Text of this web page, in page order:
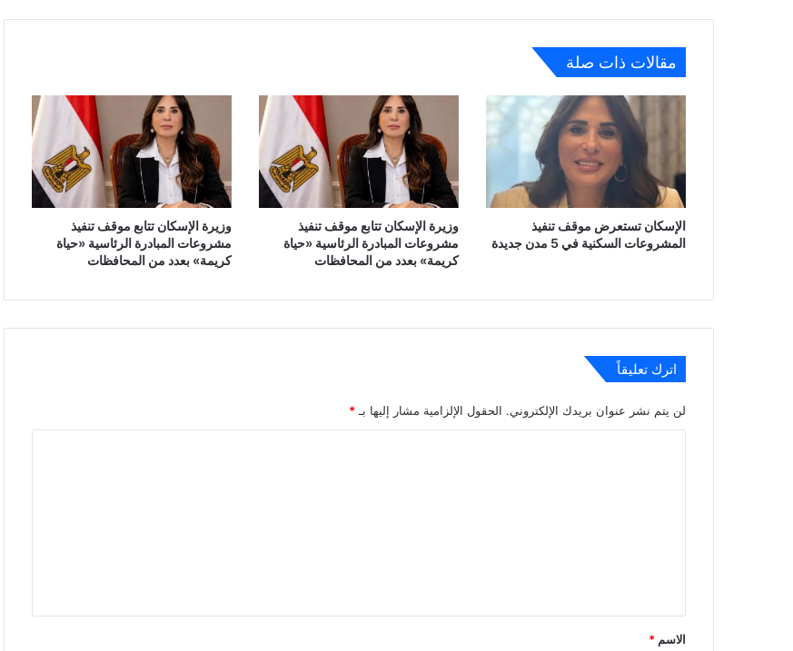
مقالات ذات صلة
الإسكان تستعرض موقف تنفيذ
المشروعات السكنية في 5 مدن جديدة
وزيرة الإسكان تتابع موقف تنفيذ
مشروعات المبادرة الرئاسية «حياة
كريمة» بعدد من المحافظات
وزيرة الإسكان تتابع موقف تنفيذ
مشروعات المبادرة الرئاسية «حياة
كريمة» بعدد من المحافظات
اترك تعليقاً
لن يتم نشر عنوان بريدك الإلكتروني. الحقول الإلزامية مشار إليها بـ *
*
الاسم *